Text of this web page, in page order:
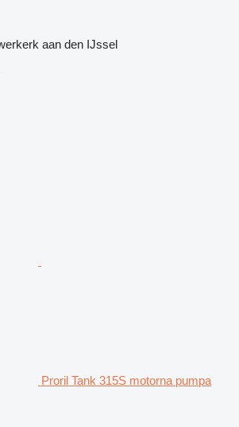
aan den IJssel
Proril Tank 315S motorna pumpa